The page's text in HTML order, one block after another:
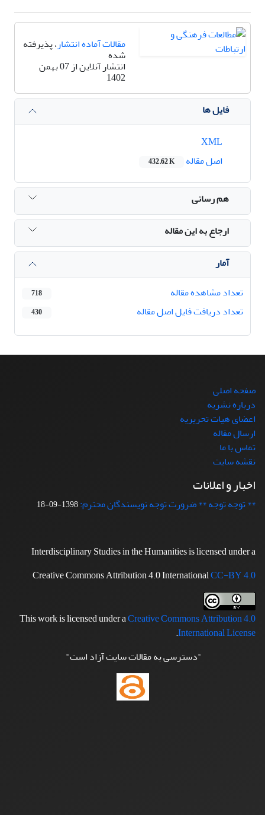
مقالات آماده انتشار، پذیرفته
شده
انتشار آنلاین از 07 بهمن
1402
فایل ها
اصل مقاله
432.62 K
هم رسانی
ارجاع به این مقاله
آمار
تعداد مشاهده مقاله
718
تعداد دریافت فایل اصل مقاله 430
صفحه اصلی
درباره نشریه
اعضای هیات تحریریه
ارسال مقاله
تماس با ما
نقشه سایت
اخبار و اعلانات
** توجه توجه ** ضرورت توجه نویسندگان محترم:1398-09-18
Interdisciplinary Studies in the Humanities is licensed under a
Creative Commons Attribution 4.0 InternationalCC-BY 4.0
This work is licensed under aCreative Commons Attribution 4.0
International License
.
"دسترسی به مقالات سایت آزاد است"